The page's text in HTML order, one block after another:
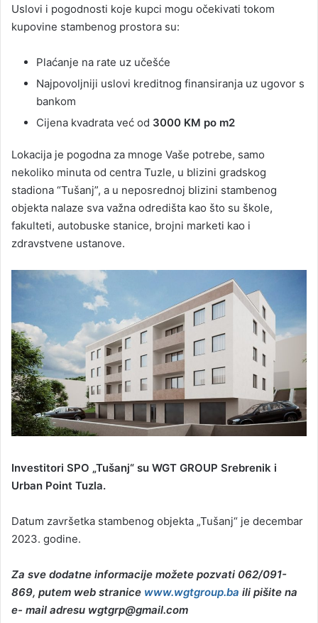
Uslovi i pogodnosti koje kupci mogu očekivati tokom
kupovine stambenog prostora su:
Plaćanje na rate uz učešće
Najpovoljniji uslovi kreditnog finansiranja uz ugovor s
bankom
Cijena kvadrata već od 3000 KM po m2
Lokacija je pogodna za mnoge Vaše potrebe, samo
nekoliko minuta od centra Tuzle, u blizini gradskog
stadiona “Tušanj”, a u neposrednoj blizini stambenog
objekta nalaze sva važna odredišta kao što su škole,
fakulteti, autobuske stanice, brojni marketi kao i
zdravstvene ustanove.
Investitori SPO „Tušanj“ su WGT GROUP Srebrenik i
Urban Point Tuzla.
Datum završetka stambenog objekta „Tušanj“ je decembar
2023. godine.
Za sve dodatne informacije možete pozvati 062/091-
869, putem web stranice www.wgtgroup.ba ili pišite na
e- mail adresu wgtgrp@gmail.com